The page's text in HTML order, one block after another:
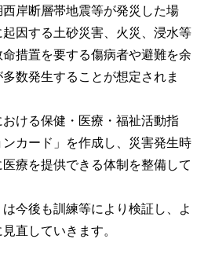
岸断層帯地震等が発災した場
因する土砂災害、火災、浸水等
措置を要する傷病者や避難を余
数発生することが想定されま
おける保健・医療・福祉活動指
カード」を作成し、災害発生時
療を提供できる体制を整備して
は今後も訓練等により検証し、よ
直していきます。